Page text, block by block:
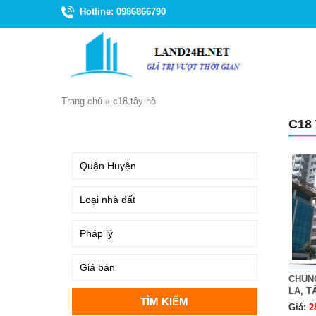
Hotline: 0986866790
Trang chủ » c18 tây hồ
C18
LA,
Giá: